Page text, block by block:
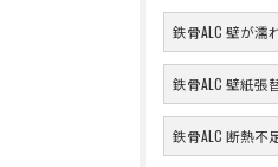
鉄骨ALC 壁が濡
鉄骨ALC 壁紙張
鉄骨ALC 断熱不